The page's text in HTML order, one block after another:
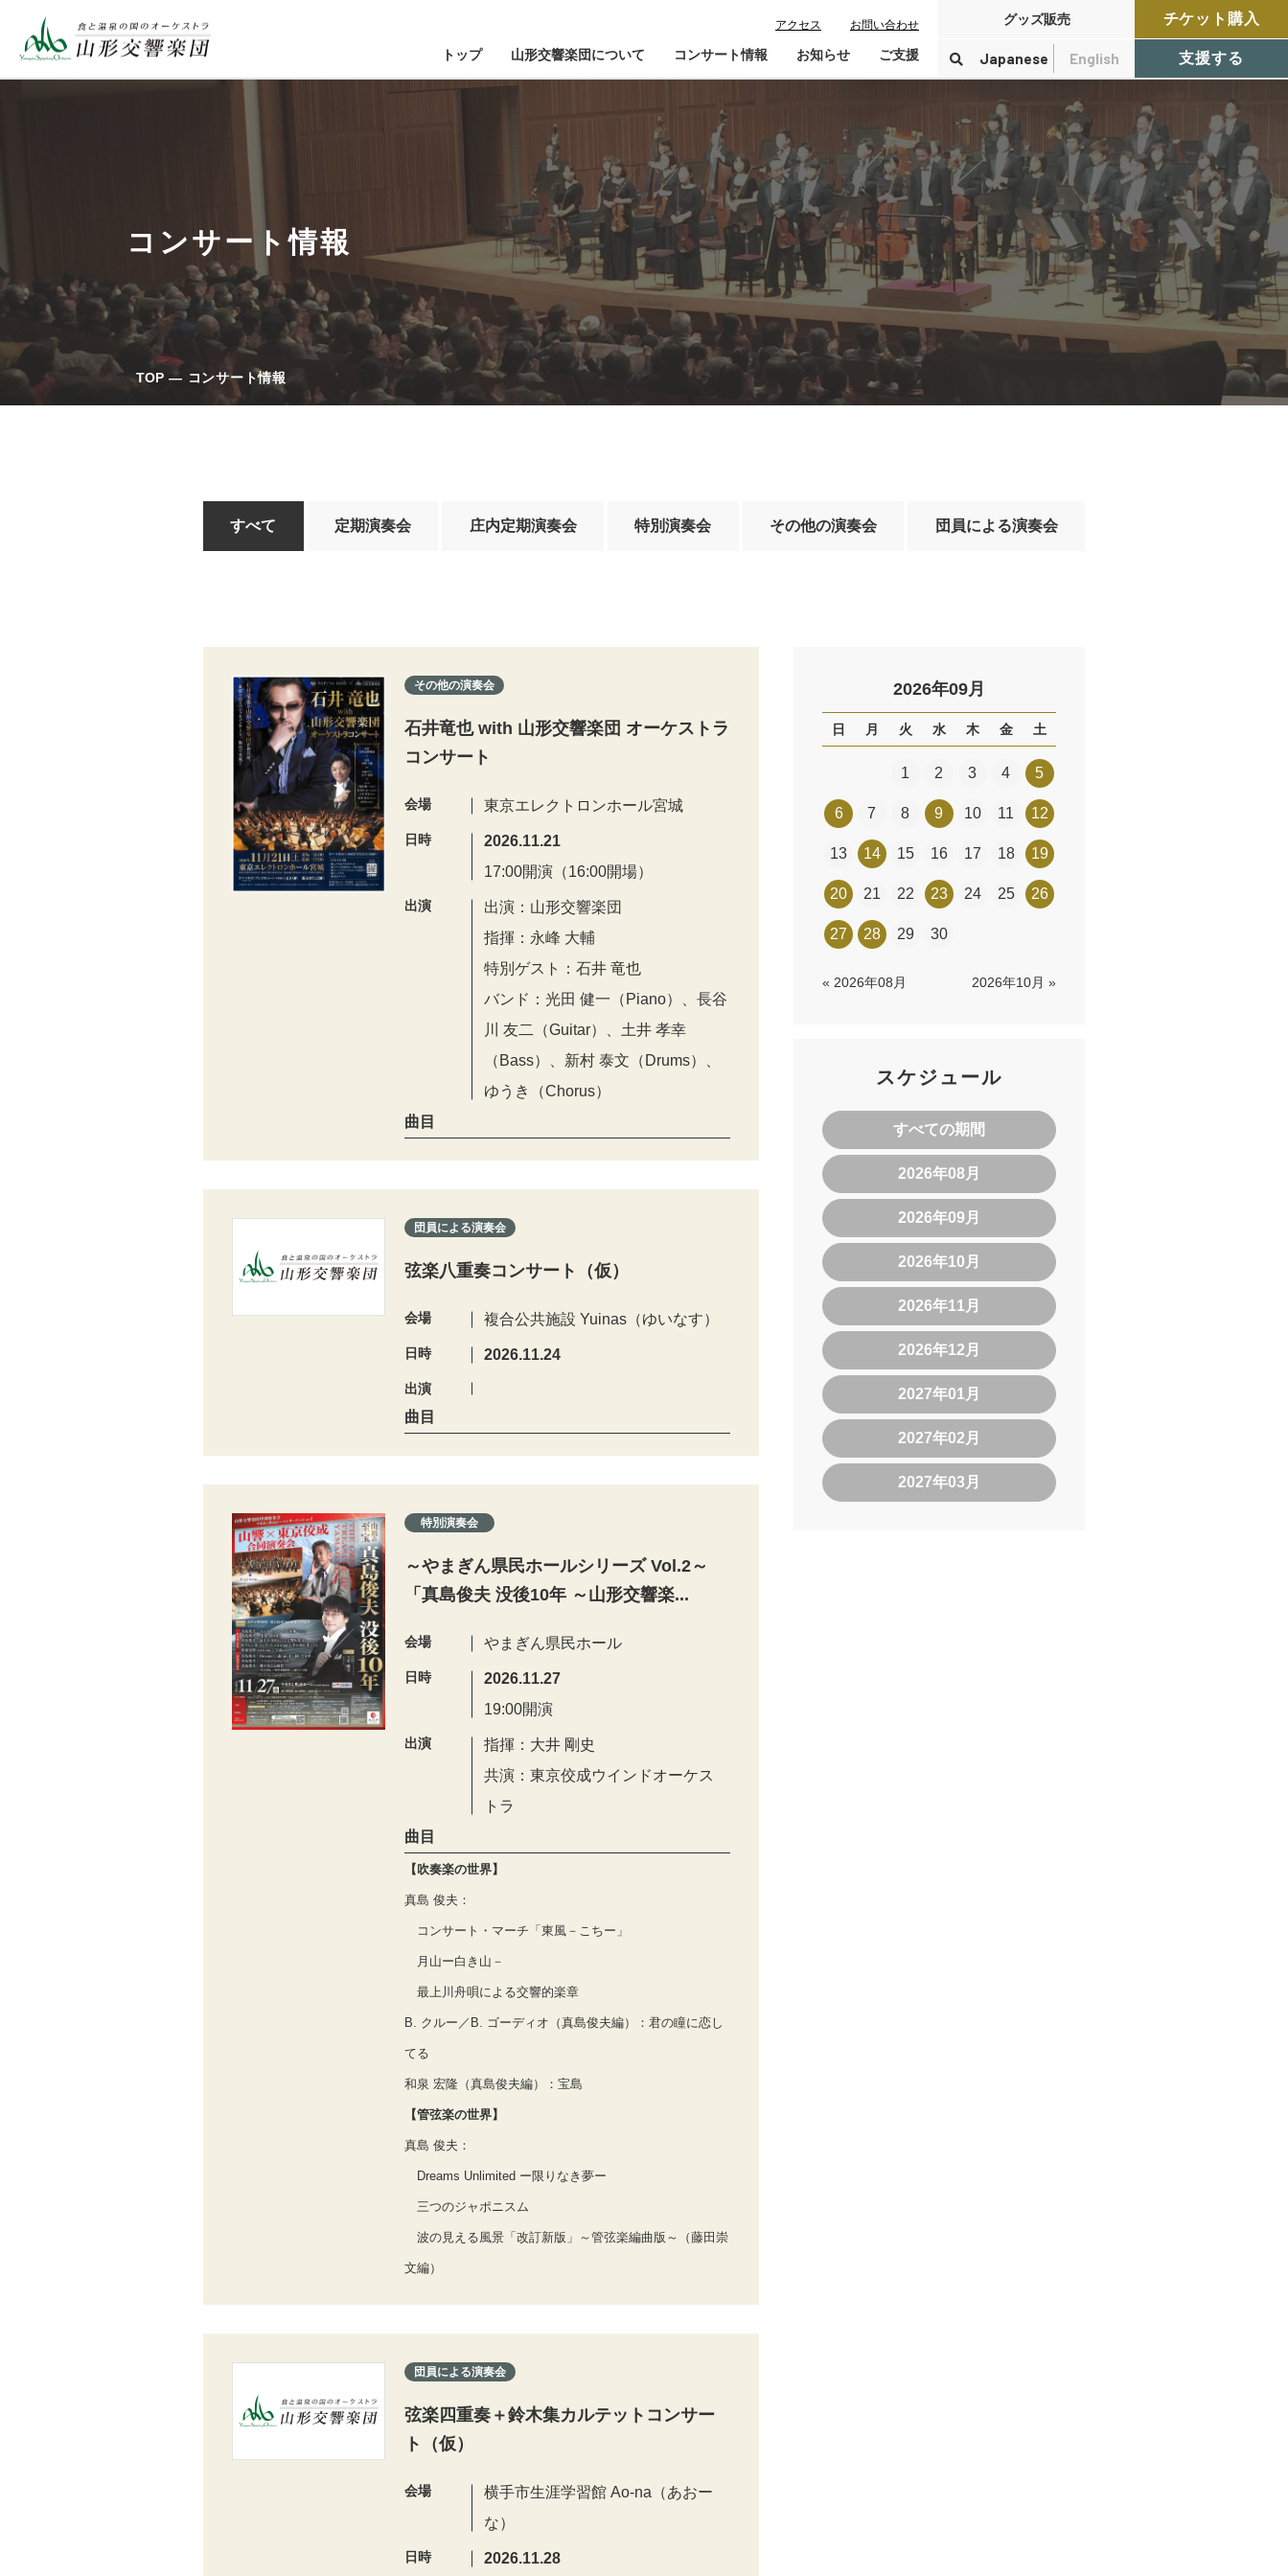
アクセス お問い合わせ
トップ 山形交響楽団について
山響が目指すもの
指揮者・楽団員紹介
山響アマデウスコア
山響の教育・地域交流
動画で見る山響
団体情報
コンサート情報
チケット購入ガイド
鑑賞会員入会
定期演奏会アーカイブ
お知らせ ご支援
寄付控除について
グッズ販売
Japanese English
チケット購入
支援する
コンサート情報
TOP コンサート情報
すべて 定期演奏会 庄内定期演奏会 特別演奏会 その他の演奏会 団員による演奏会
その他の演奏会
石井竜也 with 山形交響楽団 オーケストラ
コンサート
会場 東京エレクトロンホール宮城
日時
2026.11.21
17:00開演（16:00開場）
出演
出演：山形交響楽団
指揮：永峰 大輔
特別ゲスト：石井 竜也
バンド：光田 健一（Piano）、長谷
川 友二（Guitar）、土井 孝幸
（Bass）、新村 泰文（Drums）、
ゆうき（Chorus）
曲目
団員による演奏会
弦楽八重奏コンサート（仮）
会場 複合公共施設 Yuinas（ゆいなす）
日時 2026.11.24
出演
曲目
特別演奏会
～やまぎん県民ホールシリーズ Vol.2～
「真島俊夫 没後10年 ～山形交響楽...
会場 やまぎん県民ホール
日時
2026.11.27
19:00開演
出演
指揮：大井 剛史
共演：東京佼成ウインドオーケス
トラ
曲目
【吹奏楽の世界】
真島 俊夫：
コンサート・マーチ「東風－こちー」
月山ー白き山－
最上川舟唄による交響的楽章
B. クルー／B. ゴーディオ（真島俊夫編）：君の瞳に恋し
てる
和泉 宏隆（真島俊夫編）：宝島
【管弦楽の世界】
真島 俊夫：
Dreams Unlimited ー限りなき夢ー
三つのジャポニスム
波の見える風景「改訂新版」～管弦楽編曲版～（藤田崇
文編）
団員による演奏会
弦楽四重奏＋鈴木集カルテットコンサー
ト（仮）
会場
横手市生涯学習館 Ao-na（あおー
な）
日時 2026.11.28
2026年09月
日 月 火 水 木 金 土
1 2 3 4 5
6 7 8 9 10 11 12
13 14 15 16 17 18 19
20 21 22 23 24 25 26
27 28 29 30
« 2026年08月 2026年10月 »
スケジュール
すべての期間
2026年08月
2026年09月
2026年10月
2026年11月
2026年12月
2027年01月
2027年02月
2027年03月